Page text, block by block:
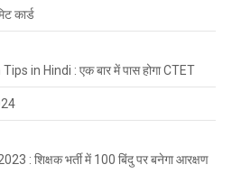
कार्ड
in Hindi : एक बार में पास होगा CTET
: शिक्षक भर्ती में 100 बिंदु पर बनेगा आरक्षण